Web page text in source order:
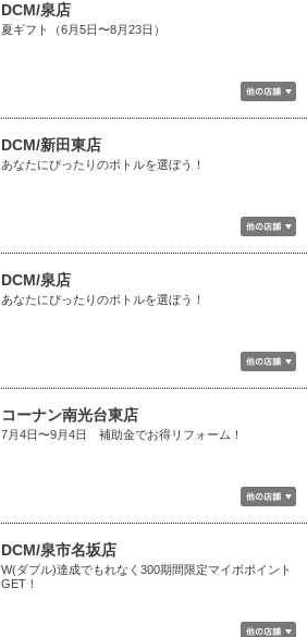
DCM/泉店
夏ギフト（6月5日〜8月23日）
DCM/新田東店
あなたにぴったりのボトルを選ぼう！
DCM/泉店
あなたにぴったりのボトルを選ぼう！
コーナン南光台東店
7月4日〜9月4日 補助金でお得リフォーム！
DCM/泉市名坂店
W(ダブル)達成でもれなく300期間限定マイボポイント
GET！